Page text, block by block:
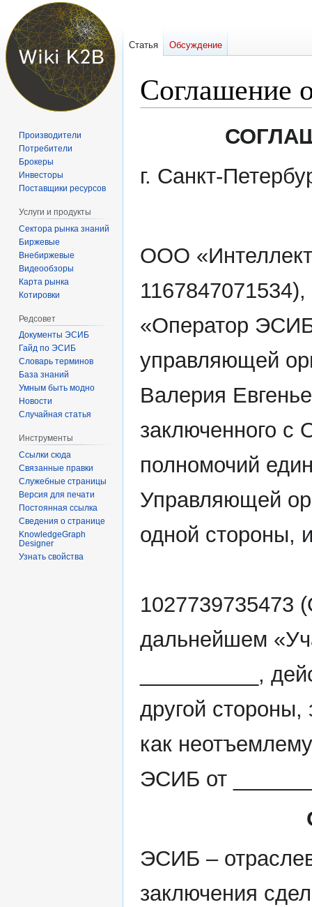
Соглашение
г. Санкт-
ООО
«Оператор
управляющей
Валерия
заключенного с
полномочий
Управляющей
одной стороны,
1027739735473
дальнейшем
__________,
другой
как
ЭСИБ от
ЭСИБ –
заключения
Статья Обсуждение
Производители
Потребители
Брокеры
Инвесторы
Поставщики ресурсов
Услуги и продукты
Сектора рынка знаний
Биржевые
Внебиржевые
Видеообзоры
Карта рынка
Котировки
Редсовет
Документы ЭСИБ
Гайд по ЭСИБ
Словарь терминов
База знаний
Умным быть модно
Новости
Случайная статья
Инструменты
Ссылки сюда
Связанные правки
Служебные страницы
Версия для печати
Постоянная ссылка
Сведения о странице
KnowledgeGraph
Designer
Узнать свойства